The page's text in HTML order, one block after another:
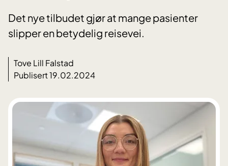
Det nye tilbudet gjør at mange pasienter
slipper en betydelig reisevei.
Tove Lill Falstad
Publisert 19.02.2024